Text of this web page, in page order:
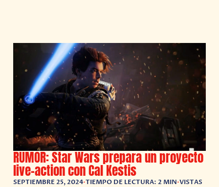
RUMOR: Star Wars prepara un proyecto
live-action con Cal Kestis
SEPTIEMBRE 25, 2024•TIEMPO DE LECTURA: 2 MIN•VISTAS